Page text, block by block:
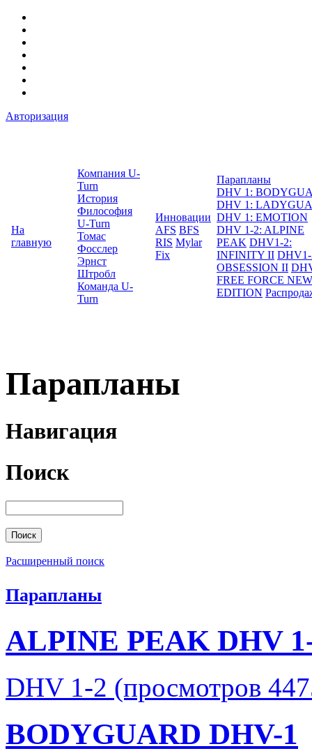
Авторизация
На
главную
Компания U-
Turn
История
Философия
U-Turn
Томас
Фосслер
Эрнст
Штробл
Команда U-
Turn
Инновации
AFS BFS
RIS Mylar
Fix
Парапланы
DHV 1:
DHV 1:
DHV 1: EMOTION
DHV 1-2: ALPINE
PEAK DHV1-2:
INFINITY II
OBSESSION II
FREE FORCE NEW
EDITION
Парапланы
Навигация
Поиск
Расширенный поиск
Парапланы
ALPINE PEAK DHV
DHV 1-2 (просмотров
BODYGUARD DHV-1